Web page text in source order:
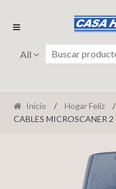
Ir
navegación
Ir
contenido
All
Inicio / Hogar Feliz /
CABLES MICROSCANER 2